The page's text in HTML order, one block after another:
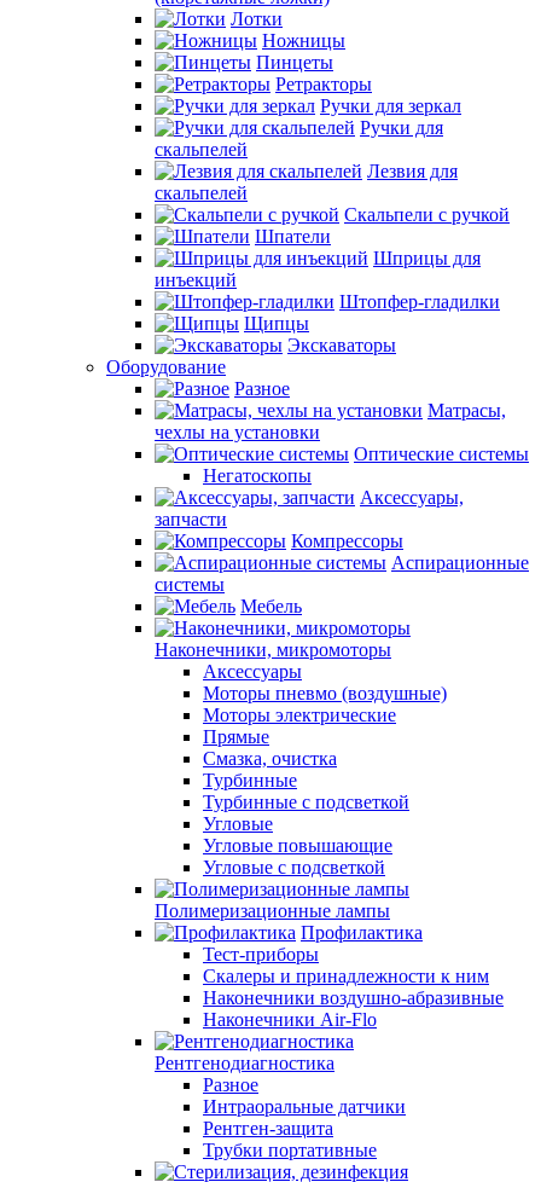
Лотки
Ножницы
Пинцеты
Ретракторы
Ручки для зеркал
Ручки для
скальпелей
Лезвия для
скальпелей
Скальпели с ручкой
Шпатели
Шприцы для
инъекций
Штопфер-гладилки
Щипцы
Экскаваторы
Оборудование
Разное
Матрасы,
чехлы на установки
Оптические системы
Негатоскопы
Аксессуары,
запчасти
Компрессоры
Аспирационные
системы
Мебель
Наконечники, микромоторы
Аксессуары
Моторы пневмо (воздушные)
Моторы электрические
Прямые
Смазка, очистка
Турбинные
Турбинные с подсветкой
Угловые
Угловые повышающие
Угловые с подсветкой
Полимеризационные лампы
Профилактика
Тест-приборы
Скалеры и принадлежности к ним
Наконечники воздушно-абразивные
Наконечники Air-Flo
Рентгенодиагностика
Разное
Интраоральные датчики
Рентген-защита
Трубки портативные